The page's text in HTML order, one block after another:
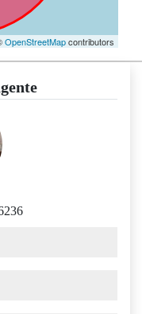
OpenStreetMapcontributors